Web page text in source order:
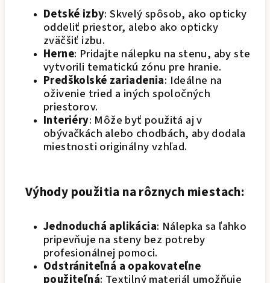
Detské izby: Skvelý spôsob, ako opticky
oddeliť priestor, alebo ako opticky
zväčšiť izbu.
Herne: Pridajte nálepku na stenu, aby ste
vytvorili tematickú zónu pre hranie.
Predškolské zariadenia: Ideálne na
oživenie tried a iných spoločných
priestorov.
Interiéry: Môže byť použitá aj v
obývačkách alebo chodbách, aby dodala
miestnosti originálny vzhľad.
Výhody použitia na rôznych miestach:
Jednoduchá aplikácia: Nálepka sa ľahko
pripevňuje na steny bez potreby
profesionálnej pomoci.
Odstrániteľná a opakovateľne
použiteľná: Textilný materiál umožňuje